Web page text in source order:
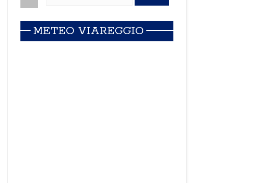
METEO VIAREGGIO